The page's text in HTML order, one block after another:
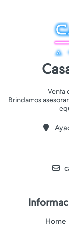
Venta
Brindamos
Home